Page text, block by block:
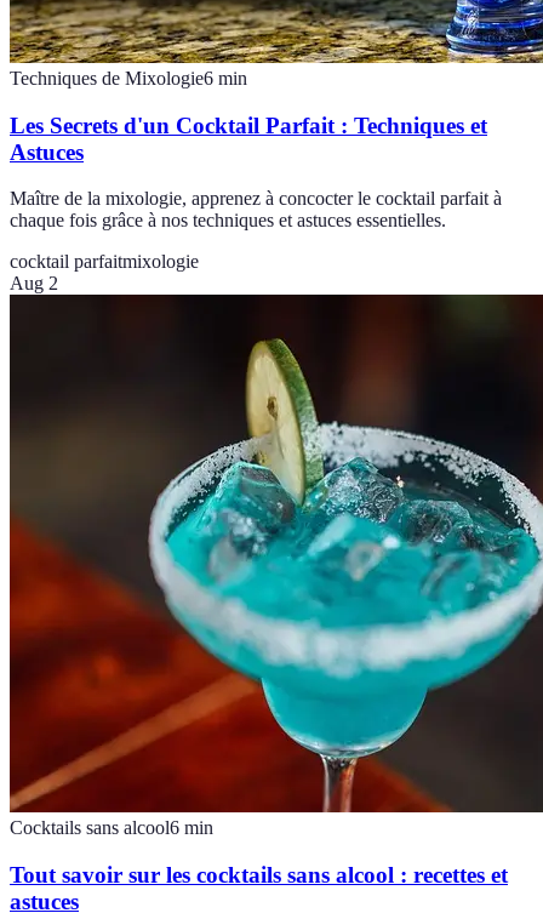
Techniques de Mixologie6 min
Les Secrets d'un Cocktail Parfait : Techniques et
Astuces
Maître de la mixologie, apprenez à concocter le cocktail parfait à
chaque fois grâce à nos techniques et astuces essentielles.
cocktail parfaitmixologie
Aug 2
Cocktails sans alcool6 min
Tout savoir sur les cocktails sans alcool : recettes et
astuces